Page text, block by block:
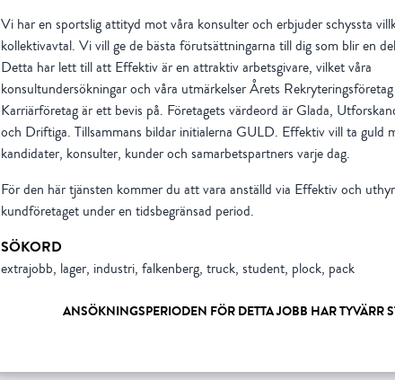
Vi har en sportslig attityd mot våra konsulter och erbjuder schyssta
kollektivavtal. Vi vill ge de bästa förutsättningarna till dig som blir en
Detta har lett till att Effektiv är en attraktiv arbetsgivare, vilket våra
konsultundersökningar och våra utmärkelser Årets
Karriärföretag är ett bevis på. Företagets värdeord är Glada,
och Driftiga. Tillsammans bildar initialerna GULD. Effektiv vill ta guld
kandidater, konsulter, kunder och samarbetspartners varje dag.
För den här tjänsten kommer du att vara anställd via Effektiv och
kundföretaget under en tidsbegränsad period.
SÖKORD
extrajobb, lager, industri, falkenberg, truck, student, plock, pack
ANSÖKNINGSPERIODEN FÖR DETTA JOBB HAR TYVÄRR